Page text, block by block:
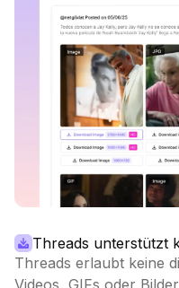
Threads unterstützt
Threads erlaubt keine